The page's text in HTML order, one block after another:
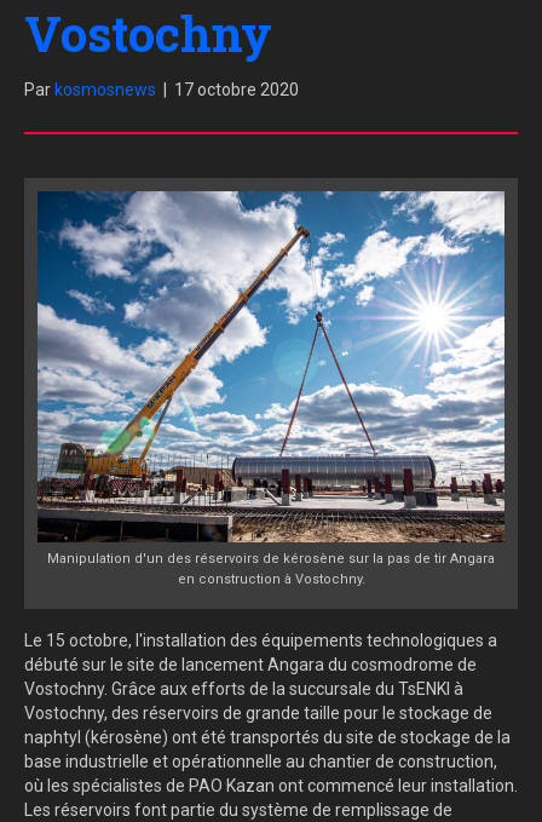
Vostochny
Par kosmosnews 17 octobre 2020
Manipulation d'un des réservoirs de kérosène sur la pas de tir Angara
en construction à Vostochny.
Le 15 octobre, l'installation des équipements technologiques a
débuté sur le site de lancement Angara du cosmodrome de
Vostochny. Grâce aux efforts de la succursale du TsENKI à
Vostochny, des réservoirs de grande taille pour le stockage de
naphtyl (kérosène) ont été transportés du site de stockage de la
base industrielle et opérationnelle au chantier de construction,
où les spécialistes de PAO Kazan ont commencé leur installation.
Les réservoirs font partie du système de remplissage de